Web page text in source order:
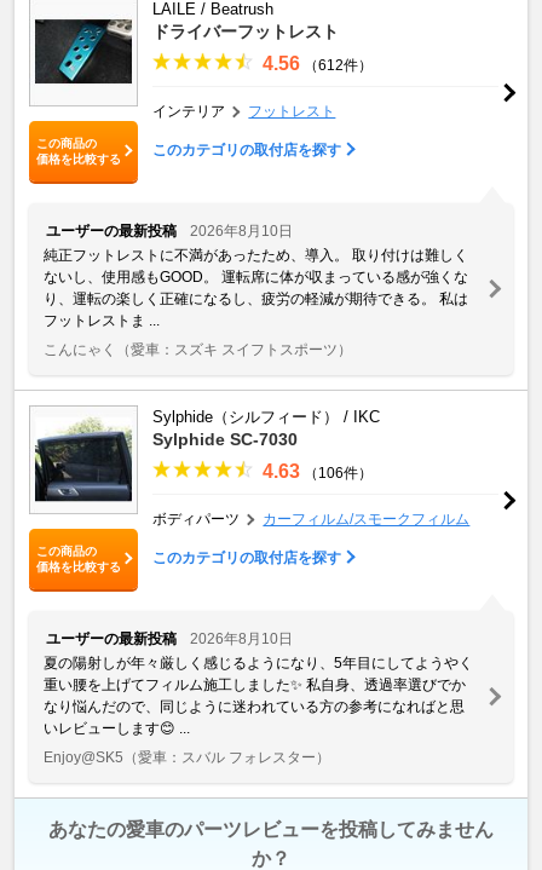
この商品の
価格を比較する
LAILE / Beatrush
ドライバーフットレスト
4.56 （612件）
インテリア フットレスト
このカテゴリの取付店を探す
ユーザーの最新投稿
2026年8月10日
純正フットレストに不満があったため、導入。 取り付けは難しく
ないし、使用感もGOOD。 運転席に体が収まっている感が強くな
り、運転の楽しく正確になるし、疲労の軽減が期待できる。 私は
フットレストま ...
こんにゃく
（愛車：スズキ スイフトスポーツ）
この商品の
価格を比較する
Sylphide（シルフィード） / IKC
Sylphide SC-7030
4.63 （106件）
ボディパーツ カーフィルム/スモークフィルム
このカテゴリの取付店を探す
ユーザーの最新投稿
2026年8月10日
夏の陽射しが年々厳しく感じるようになり、5年目にしてようやく
重い腰を上げてフィルム施工しました✨ 私自身、透過率選びでか
なり悩んだので、同じように迷われている方の参考になればと思
いレビューします😊 ...
Enjoy@SK5 （愛車：スバル フォレスター）
あなたの愛車のパーツレビューを投稿してみません
か？